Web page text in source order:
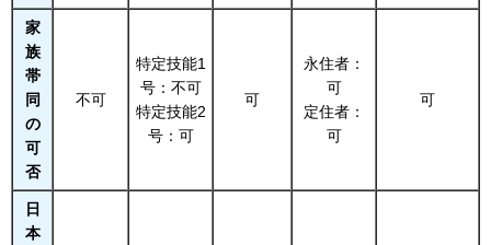
家
族
帯
同
の
可
否
不可
特定技能1
号：不可
特定技能2
号：可
可
永住者：
可
定住者：
可
可
日
本